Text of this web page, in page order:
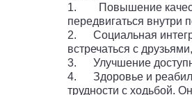
1.
Повышение
передвигаться внутри
2.
Социальная
встречаться с
3. Улучшение
4. Здоровье и
трудности с ходьбой.